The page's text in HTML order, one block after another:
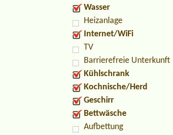
Wasser
Heizanlage
Internet/WiFi
TV
Barrierefreie Unterkunft
Kühlschrank
Kochnische/Herd
Geschirr
Bettwäsche
Aufbettung